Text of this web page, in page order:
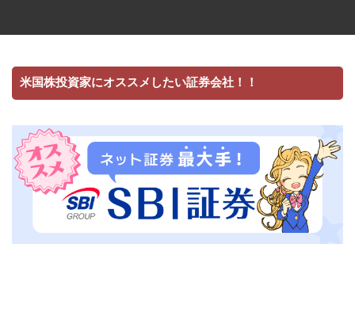
米国株投資家にオススメしたい証券会社！！